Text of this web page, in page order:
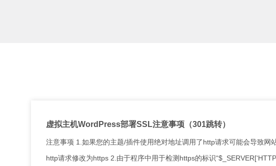
虚拟主机WordPress部署SSL注意事项（301跳转）
注意事项 1.如果您的主题/插件使用绝对地址调用了http请求可能会导致
http请求修改为https 2.由于程序中用于检测https的标识